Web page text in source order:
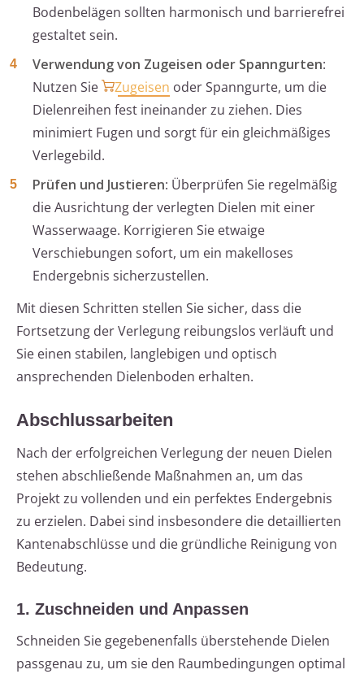
Bodenbelägen sollten harmonisch und barrierefrei
gestaltet sein.
Verwendung von Zugeisen oder Spanngurten:
Nutzen Sie
Zugeisen oder Spanngurte, um die
Dielenreihen fest ineinander zu ziehen. Dies
minimiert Fugen und sorgt für ein gleichmäßiges
Verlegebild.
Prüfen und Justieren: Überprüfen Sie regelmäßig
die Ausrichtung der verlegten Dielen mit einer
Wasserwaage. Korrigieren Sie etwaige
Verschiebungen sofort, um ein makelloses
Endergebnis sicherzustellen.
Mit diesen Schritten stellen Sie sicher, dass die
Fortsetzung der Verlegung reibungslos verläuft und
Sie einen stabilen, langlebigen und optisch
ansprechenden Dielenboden erhalten.
Abschlussarbeiten
Nach der erfolgreichen Verlegung der neuen Dielen
stehen abschließende Maßnahmen an, um das
Projekt zu vollenden und ein perfektes Endergebnis
zu erzielen. Dabei sind insbesondere die detaillierten
Kantenabschlüsse und die gründliche Reinigung von
Bedeutung.
1. Zuschneiden und Anpassen
Schneiden Sie gegebenenfalls überstehende Dielen
passgenau zu, um sie den Raumbedingungen optimal